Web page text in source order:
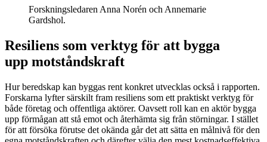
Forskningsledaren Anna Norén och Annemarie
Gardshol.
Resiliens som verktyg för att bygga
upp motståndskraft
Hur beredskap kan byggas rent konkret utvecklas också i rapporten.
Forskarna lyfter särskilt fram resiliens som ett praktiskt verktyg för
både företag och offentliga aktörer. Oavsett roll kan en aktör bygga
upp förmågan att stå emot och återhämta sig från störningar. I stället
för att försöka förutse det okända går det att sätta en målnivå för den